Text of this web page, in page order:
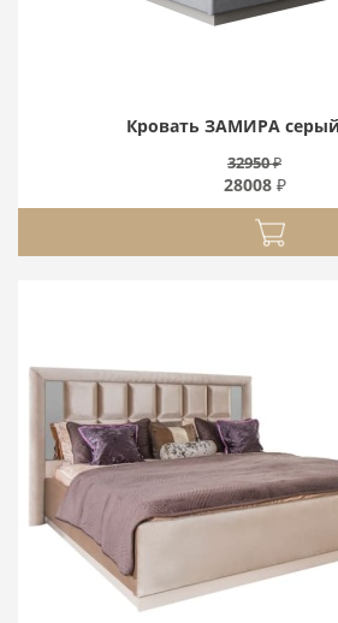
Кровать ЗАМИРА серый
32950 ₽
28008 ₽